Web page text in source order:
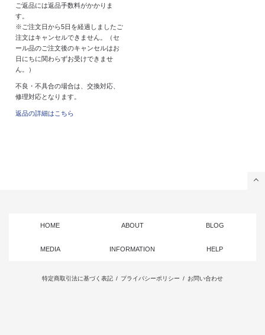
ご返品には返品手数料がかかりま
す。
※ご注文日から5日を経過しましたご
注文はキャンセルできません。（セ
ール品のご注文後のキャンセルはお
日にちに関わらずお受けできませ
ん。）
不良・不具合の場合は、交換対応、
修理対応となります。
返品の詳細はこちら
HOME ABOUT BLOG
MEDIA INFORMATION HELP
特定商取引法に基づく表記 / プライバシーポリシー / お問い合わせ